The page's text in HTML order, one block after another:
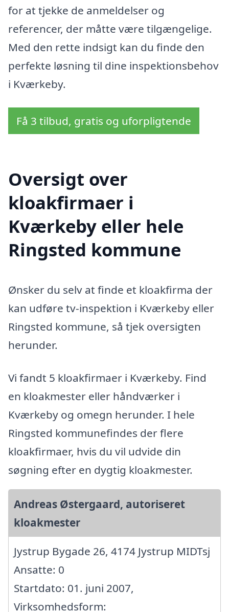
for at tjekke de anmeldelser og
referencer, der måtte være tilgængelige.
Med den rette indsigt kan du finde den
perfekte løsning til dine inspektionsbehov
i Kværkeby.
Få 3 tilbud, gratis og uforpligtende
Oversigt over
kloakfirmaer i
Kværkeby eller hele
Ringsted kommune
Ønsker du selv at finde et kloakfirma der
kan udføre tv-inspektion i Kværkeby eller
Ringsted kommune, så tjek oversigten
herunder.
Vi fandt 5 kloakfirmaer i Kværkeby. Find
en kloakmester eller håndværker i
Kværkeby og omegn herunder. I hele
Ringsted kommunefindes der flere
kloakfirmaer, hvis du vil udvide din
søgning efter en dygtig kloakmester.
Andreas Østergaard, autoriseret
kloakmester
Jystrup Bygade 26, 4174 Jystrup MIDTsj
Ansatte: 0
Startdato: 01. juni 2007,
Virksomhedsform: